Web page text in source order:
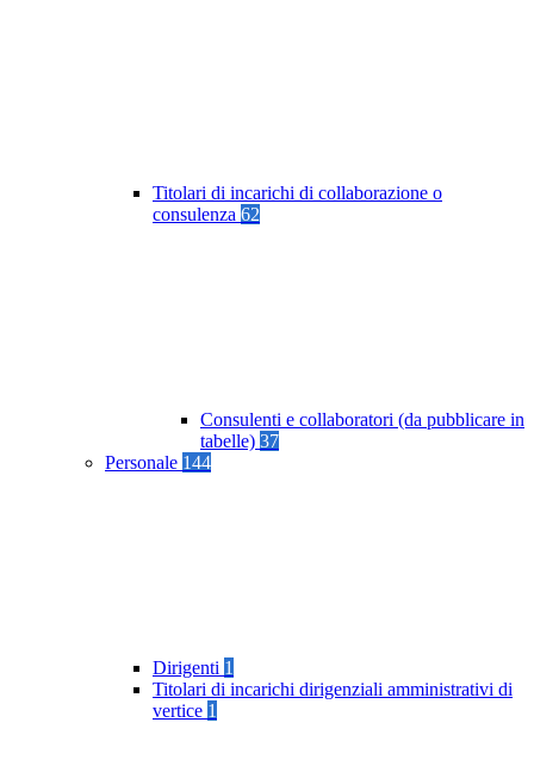
Titolari di incarichi di collaborazione o
consulenza 62
Consulenti e collaboratori (da pubblicare in
tabelle) 37
Personale 144
Dirigenti 1
Titolari di incarichi dirigenziali amministrativi di
vertice 1